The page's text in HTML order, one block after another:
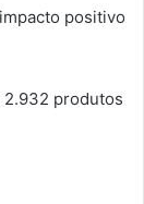
positivo
2.932 produtos